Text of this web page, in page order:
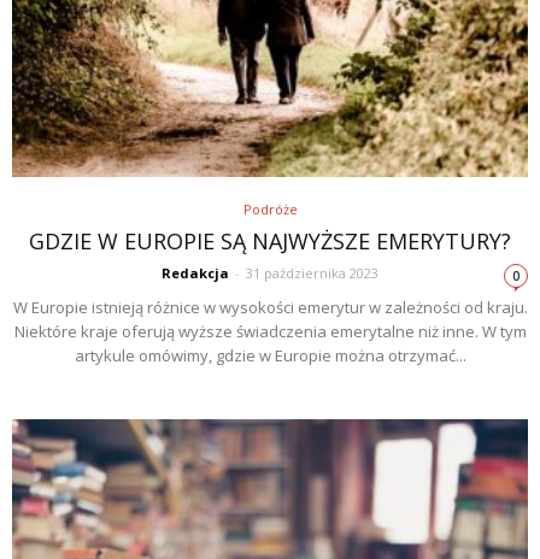
Podróże
GDZIE W EUROPIE SĄ NAJWYŻSZE EMERYTURY?
Redakcja - 31 października 2023 0
W Europie istnieją różnice w wysokości emerytur w zależności od kraju.
Niektóre kraje oferują wyższe świadczenia emerytalne niż inne. W tym
artykule omówimy, gdzie w Europie można otrzymać...